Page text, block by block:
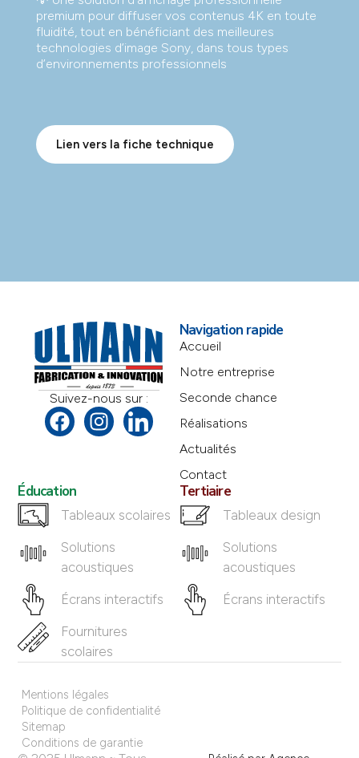
premium pour diffuser vos contenus 4K en toute
fluidité, tout en bénéficiant des meilleures
technologies d’image Sony, dans tous types
d’environnements professionnels
Lien vers la fiche technique
Suivez-nous sur :
Navigation rapide
Accueil
Notre entreprise
Seconde chance
Réalisations
Actualités
Contact
Éducation
Tableaux scolaires
Solutions
acoustiques
Écrans interactifs
Fournitures
scolaires
Tertiaire
Tableaux design
Solutions
acoustiques
Écrans interactifs
Mentions légales
Politique de confidentialité
Sitemap
Conditions de garantie